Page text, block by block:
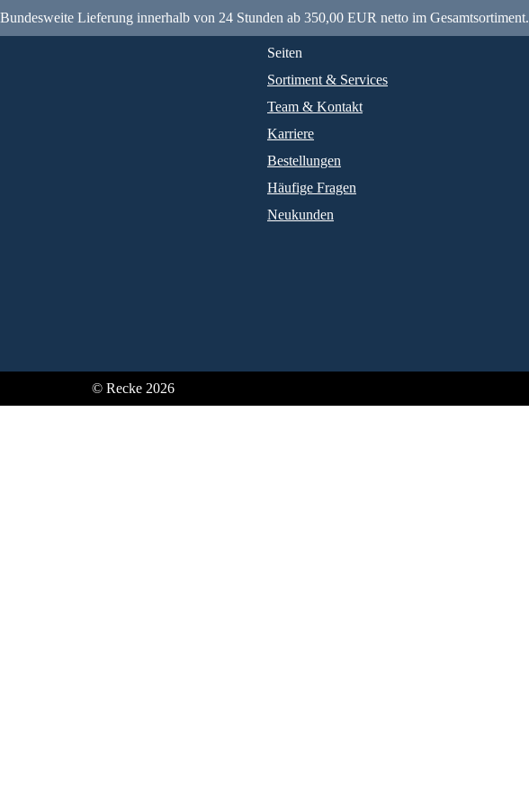
Bundesweite Lieferung innerhalb von 24 Stunden ab 350,00 EUR netto im Gesamtsortiment.
Seiten
Sortiment & Services
Team & Kontakt
Karriere
Bestellungen
Häufige Fragen
Neukunden
© Recke 2026